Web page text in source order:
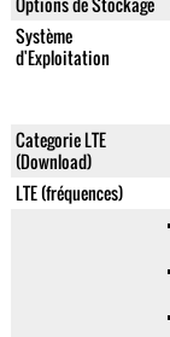
Système
d'Exploitation
Categorie LTE
(Download)
LTE (fréquences)